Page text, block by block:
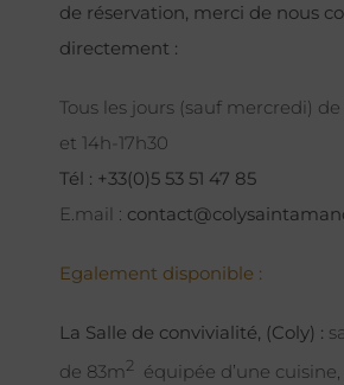
de réservation, merci de nous
directement :
Tous les jours (sauf mercredi) de
et 14h-17h30
Tél : +33(0)5 53 51 47 85
E.mail :
Egalement disponible :
La Salle de convivialité, (Coly) :
de 83m2 équipée d’une